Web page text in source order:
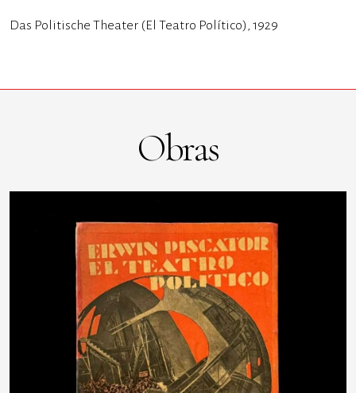
Das Politische Theater (El Teatro Político), 1929
Obras